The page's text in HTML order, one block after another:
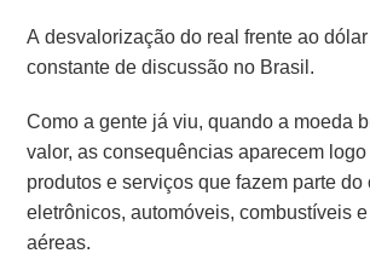
A desvalorização do real frente ao
constante de discussão no Brasil.
Como a gente já viu, quando a moeda
valor, as consequências aparecem
produtos e serviços que fazem parte
eletrônicos, automóveis, combustíveis
aéreas.